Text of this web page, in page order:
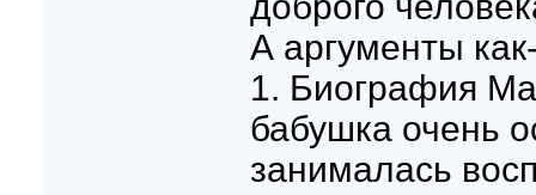
А аргументы
1. Биография
бабушка очень
занималась